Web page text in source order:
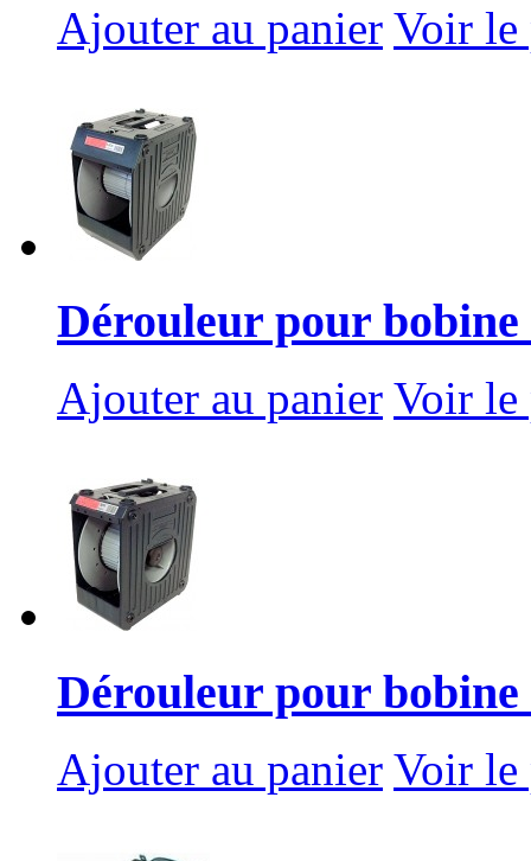
Ajouter au panier Voir le
Dérouleur pour bobine
Ajouter au panier Voir le
Dérouleur pour bobine
Ajouter au panier Voir le